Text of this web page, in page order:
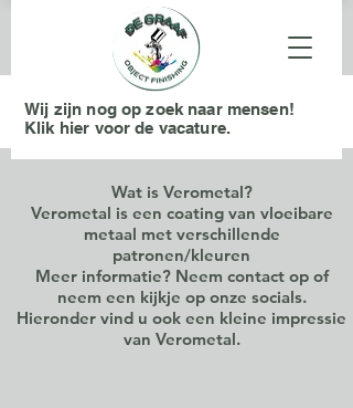
Wij zijn nog op zoek naar mensen!
Klik hier voor de vacature.
Wat is Verometal?
Verometal is een coating van vloeibare
metaal met verschillende
patronen/kleuren
Meer informatie? Neem contact op of
neem een kijkje op onze socials.
Hieronder vind u ook een kleine impressie
van Verometal.